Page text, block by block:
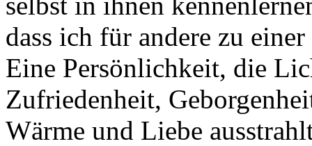
dass ich für andere zu
Eine Persönlichkeit, die
Zufriedenheit,
Wärme und Liebe